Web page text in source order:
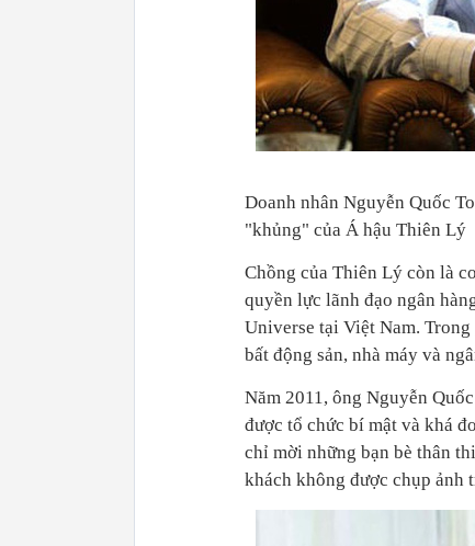
Doanh nhân Nguyễn Quốc
"khủng" của Á hậu Thiên Lý
Chồng của Thiên Lý còn là
quyền lực lãnh đạo ngân
Universe tại Việt Nam.
bất động sản, nhà máy và
Năm 2011, ông Nguyễn
được tổ chức bí mật và khá
chỉ mời những bạn bè thân
khách không được chụp ảnh